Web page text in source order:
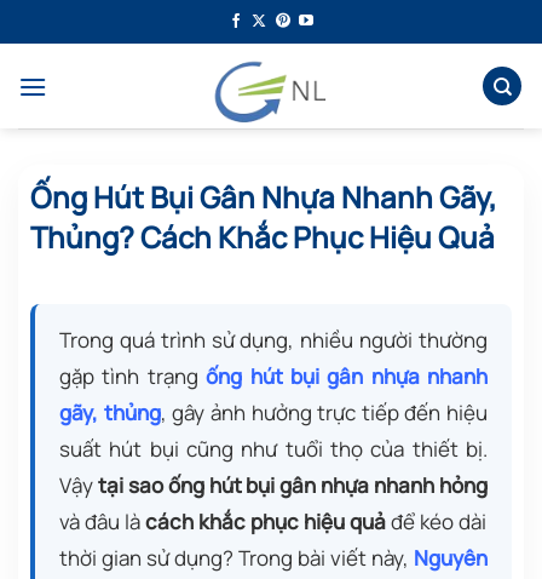
qua
dung
Ống Hút Bụi Gân Nhựa Nhanh Gãy,
Thủng? Cách Khắc Phục Hiệu Quả
Trong quá trình sử dụng, nhiều người thường
gặp tình trạngống hút bụi gân nhựa nhanh
gãy, thủng, gây ảnh hưởng trực tiếp đến hiệu
suất hút bụi cũng như tuổi thọ của thiết bị.
Vậytại sao ống hút bụi gân nhựa nhanh hỏng
và đâu làcách khắc phục hiệu quảđể kéo dài
thời gian sử dụng? Trong bài viết này, Nguyên